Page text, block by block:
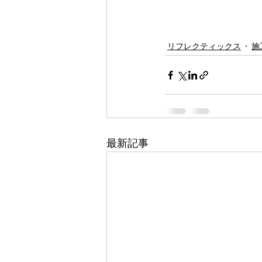
リフレクティックス 施
最新記事